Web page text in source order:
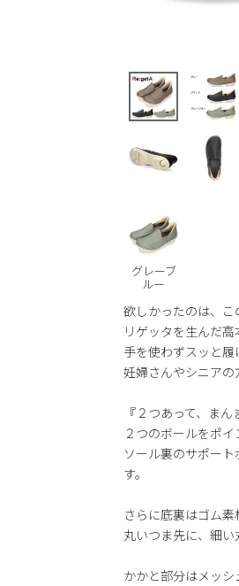
グレーブ
ルー
欲しかったのは、
リゲッタを生んだ
手を使わずスッと履
妊婦さんやシニアの
『２つあって、ま
２つのボールをポイ
ソール裏のサポー
す。
さらに底裏はゴム素
丸いつま先に、細い
かかと部分はメッシ